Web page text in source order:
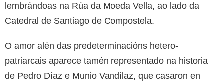
lembrándoas na Rúa da Moeda Vella, ao lado da
Catedral de Santiago de Compostela.
O amor alén das predeterminacións hetero-
patriarcais aparece tamén representado na historia
de Pedro Díaz e Munio Vandílaz, que casaron en